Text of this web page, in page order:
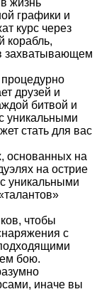
жизнь
графики и
курс через
корабль,
захватывающем
друзей и
битвой и
уникальными
стать для вас
основанных на
на острие
уникальными
чтобы
с
бою.
иначе вы